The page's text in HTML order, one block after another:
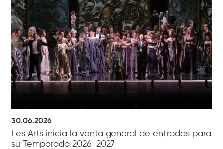
30.06.2026
Les Arts inicia la venta general de entradas para
su Temporada 2026-2027